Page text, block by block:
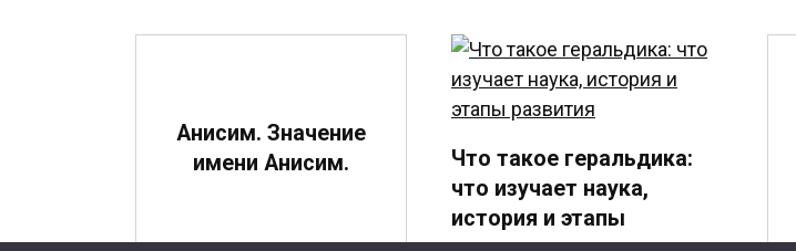
Анисим. Значение
имени Анисим.
Что такое геральдика:
что изучает наука,
история и этапы